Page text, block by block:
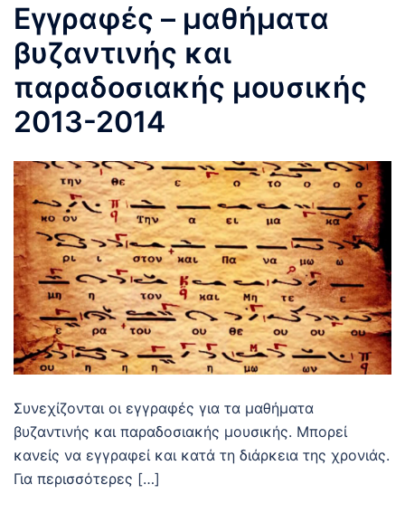
Εγγραφές – μαθήματα
βυζαντινής και
παραδοσιακής μουσικής
2013-2014
Συνεχίζονται οι εγγραφές για τα μαθήματα
βυζαντινής και παραδοσιακής μουσικής. Μπορεί
κανείς να εγγραφεί και κατά τη διάρκεια της χρονιάς.
Για περισσότερες […]